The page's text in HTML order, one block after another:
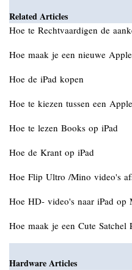
Related Articles
Hoe te Rechtvaardigen de
Hoe maak je een nieuwe
Hoe de iPad kopen
Hoe te kiezen tussen een
Hoe te lezen Books op iPad
Hoe de Krant op iPad
Hoe Flip Ultro /Mino video's
Hoe HD- video's naar iPad op
Hoe maak je een Cute Satchel
Hardware Articles